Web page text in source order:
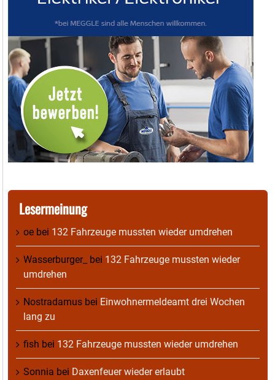
Lesermeinung
oe bei 132 Fahrzeuge mussten wieder umdrehen
Wasserburger_ bei 132 Fahrzeuge mussten wieder
umdrehen
Nostradamus bei Einwohnermeldeamt drei Wochen
lang zu
fish bei 132 Fahrzeuge mussten wieder umdrehen
Sonnia bei Daxenfeuer wieder erlaubt